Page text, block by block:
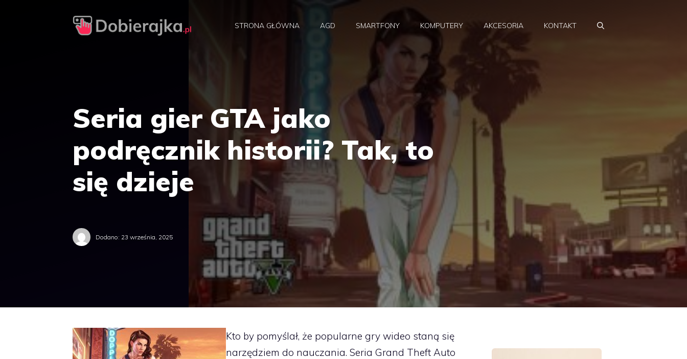
STRONA GŁÓWNA AGD SMARTFONY KOMPUTERY AKCESORIA KONTAKT
Seria gier GTA jako
podręcznik historii? Tak, to
się dzieje
Dodano: 23 września, 2025
Kto by pomyślał, że popularne gry wideo staną się
narzędziem do nauczania. Seria Grand Theft Auto